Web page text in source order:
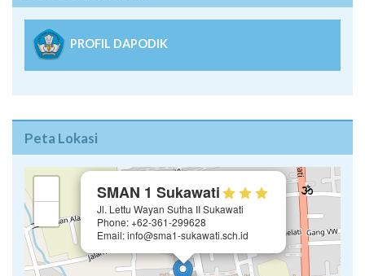
PROFIL DAPODIK
Peta Lokasi
SMAN 1 Sukawati
Jl. Lettu Wayan Sutha II Sukawati
Phone: +62-361-299628
Email: info@sma1-sukawati.sch.id